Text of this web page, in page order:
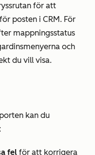
för att
posten i CRM. För
mappningsstatus
och
du vill visa.
kan du
fel för att korrigera